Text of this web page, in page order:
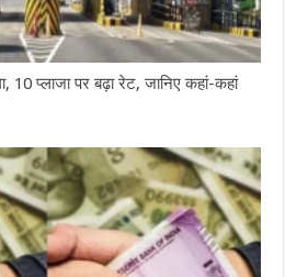
प्लाजा पर बढ़ा रेट, जानिए कहां-कहां